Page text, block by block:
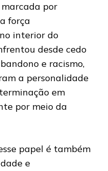
por
força
interior do
desde cedo
e racismo,
a personalidade
em
por meio da
papel é também
e